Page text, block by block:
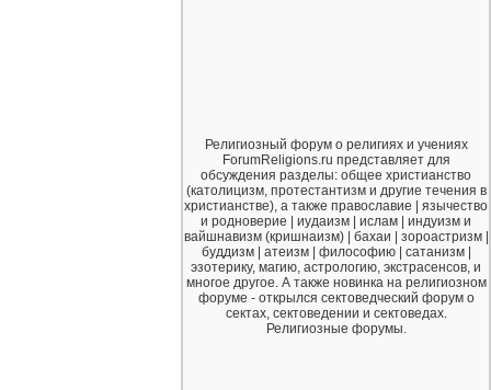
Религиозный форум о религиях и учениях
ForumReligions.ru представляет для
обсуждения разделы: общее христианство
(католицизм, протестантизм и другие течения в
христианстве), а также православие | язычество
и родноверие | иудаизм | ислам | индуизм и
вайшнавизм (кришнаизм) | бахаи | зороастризм |
буддизм | атеизм | философию | сатанизм |
эзотерику, магию, астрологию, экстрасенсов, и
многое другое. А также новинка на религиозном
форуме - открылся сектоведческий форум о
сектах, сектоведении и сектоведах.
Религиозные форумы.